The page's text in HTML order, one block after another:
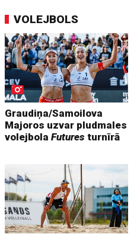
VOLEJBOLS
Graudiņa/Samoilova
Majoros uzvar pludmales
volejbolaFutures turnīrā